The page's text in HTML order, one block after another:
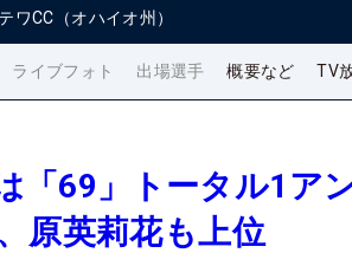
ワCC（オハイオ州）
ライブフォト 出場選手 概要など TV
「69」トータル1ア
原英莉花も上位